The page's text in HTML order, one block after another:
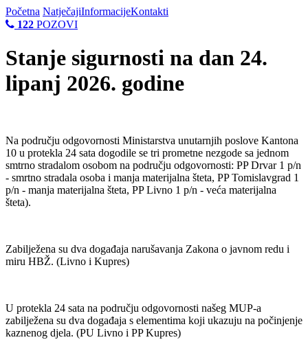
Početna NatječajiInformacijeKontakti
122 POZOVI
Stanje sigurnosti na dan 24.
lipanj 2026. godine
Na području odgovornosti Ministarstva unutarnjih poslove Kantona
10 u protekla 24 sata dogodile se tri prometne nezgode sa jednom
smtrno stradalom osobom na području odgovornosti: PP Drvar 1 p/n
- smrtno stradala osoba i manja materijalna šteta, PP Tomislavgrad 1
p/n - manja materijalna šteta, PP Livno 1 p/n - veća materijalna
šteta).
Zabilježena su dva događaja narušavanja Zakona o javnom redu i
miru HBŽ. (Livno i Kupres)
U protekla 24 sata na području odgovornosti našeg MUP-a
zabilježena su dva događaja s elementima koji ukazuju na počinjenje
kaznenog djela. (PU Livno i PP Kupres)